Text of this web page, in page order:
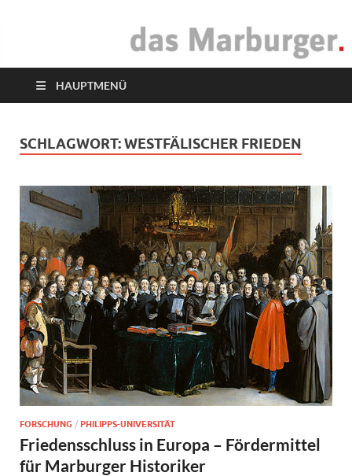
das Marburger.
HAUPTMENÜ
SCHLAGWORT:WESTFÄLISCHER FRIEDEN
FORSCHUNG / PHILIPPS-UNIVERSITÄT
Friedensschluss in Europa – Fördermittel
für Marburger Historiker